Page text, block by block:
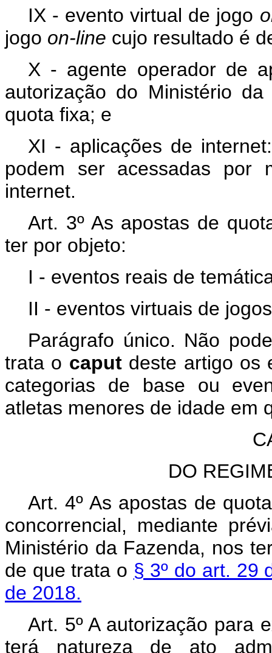
IX - evento virtual de jogo
jogo on-line cujo resultado é
X - agente operador de
autorização do Ministério
quota fixa; e
XI - aplicações de
podem ser acessadas por
internet.
Art. 3º As apostas de
ter por objeto:
I - eventos reais de
II - eventos virtuais de
Parágrafo único. Não
trata o caputdeste artigo os
categorias de base ou
atletas menores de idade em
DO
Art. 4º As apostas de
concorrencial, mediante
Ministério da Fazenda, nos
de que trata o § 3º do art. 29
de 2018.
Art. 5º A autorização para
terá natureza de ato